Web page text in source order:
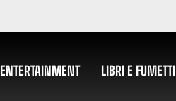
ENTERTAINMENT LIBRI E FUMETTI